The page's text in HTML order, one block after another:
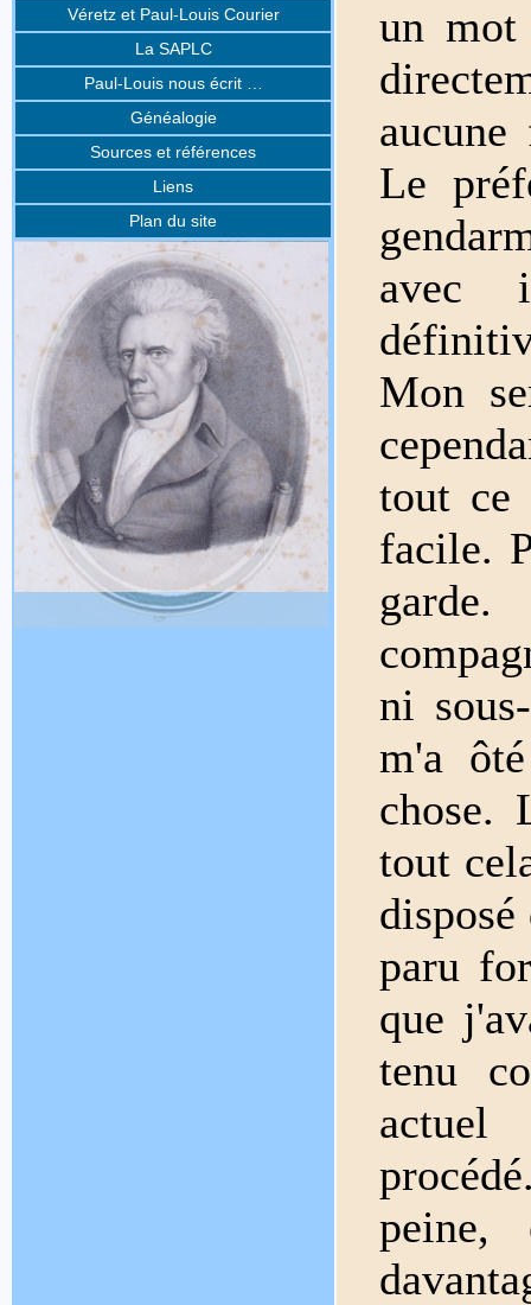
Véretz et Paul-Louis Courier
La SAPLC
Paul-Louis nous écrit …
Généalogie
Sources et références
Liens
Plan du site
un mot
Le
avec
Mon
tout ce
facile.
ni
m'a
chose.
tout
paru
que
tenu
peine,